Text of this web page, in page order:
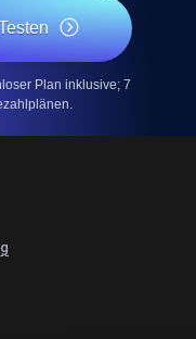
Plan inklusive; 7